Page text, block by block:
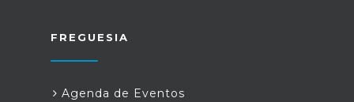
FREGUESIA
Agenda de Eventos